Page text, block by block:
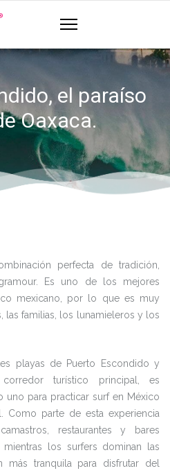
el paraíso
Oaxaca.
perfecta de tradición,
Es uno de los mejores
mexicano, por lo que es muy
familias, los lunamieleros y los
playas de Puerto Escondido y
turístico principal, es
uno para practicar surf en México
Como parte de esta experiencia
restaurantes y bares
los surfers dominan las
más tranquila para disfrutar del